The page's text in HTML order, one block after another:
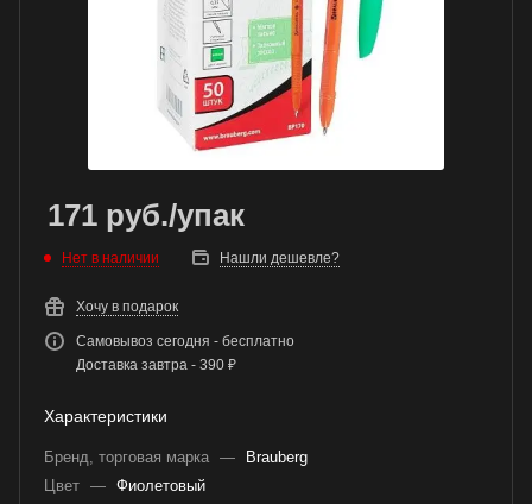
171 руб./упак
Нет в наличии Нашли дешевле?
Хочу в подарок
Самовывоз сегодня - бесплатно
Доставка завтра - 390 ₽
Характеристики
Бренд, торговая марка —
Brauberg
Цвет — Фиолетовый